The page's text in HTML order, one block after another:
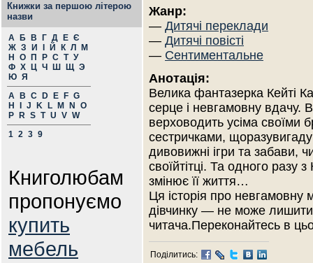
Книжки за першою літерою
назви
А Б В Г Д Е Є
Ж З И Й К Л
М
Н
О П Р С Т У
Ф Х Ц Ч Ш Щ Э
Ю Я
A
B C D E F G
H
J K L M N
O
P
R S T U V W
1 2 3 9
Книголюбам
пропонуємо
купить
мебель
Жанр:
— Дитячі переклади
— Дитячі повісті
— Сентиментальне
Анотація:
Велика фантазерка Кейті
серце і невгамовну вдачу.
верховодить усіма своїми
сестричками,
дивовижні ігри та забави,
своїйтітці. Та одного разу
змінює її життя…
Ця історія про невгамовну
дівчинку — не може
читача.Переконайтесь в
Поділитись: